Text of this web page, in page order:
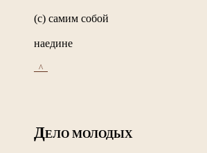
(с) самим собой
наедине
_^_
ДЕЛО МОЛОДЫХ